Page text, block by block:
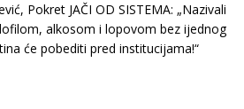
Pokret JAČI OD SISTEMA: „Nazivali
alkosom i lopovom bez ijednog
će pobediti pred institucijama!“